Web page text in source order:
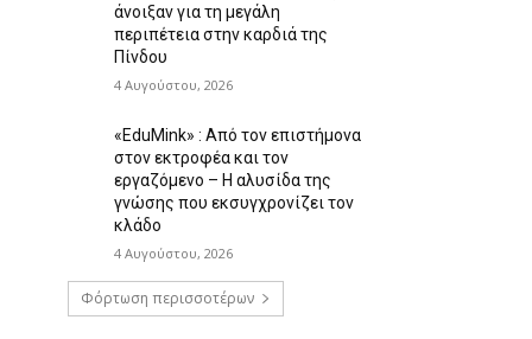
άνοιξαν για τη μεγάλη
περιπέτεια στην καρδιά της
Πίνδου
4 Αυγούστου, 2026
«EduMink» : Από τον επιστήμονα
στον εκτροφέα και τον
εργαζόμενο – Η αλυσίδα της
γνώσης που εκσυγχρονίζει τον
κλάδο
4 Αυγούστου, 2026
Φόρτωση περισσοτέρων